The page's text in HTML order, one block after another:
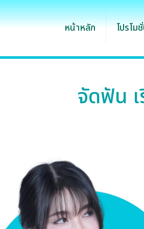
หน้าหลัก โปรโม
จัดฟัน